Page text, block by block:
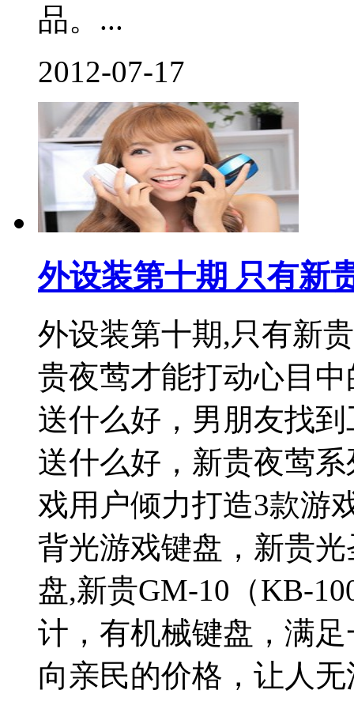
品。...
2012-07-17
外设装第十期 只有新
外设装第十期,只有新
贵夜莺才能打动心目
送什么好，男朋友找
送什么好，新贵夜莺
戏用户倾力打造3款游
背光游戏键盘，新贵
盘,新贵GM-10（KB-
计，有机械键盘，满
向亲民的价格，让人